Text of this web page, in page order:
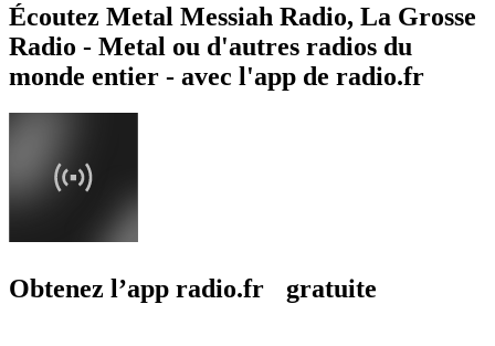
Écoutez Metal Messiah Radio, La Grosse
Radio - Metal ou d'autres radios du
monde entier - avec l'app de radio.fr
Obtenez l’app radio.fr gratuite